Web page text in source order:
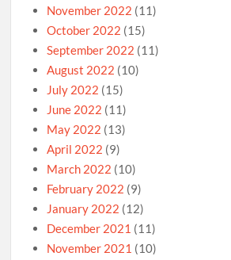
November 2022 (11)
October 2022 (15)
September 2022 (11)
August 2022 (10)
July 2022 (15)
June 2022 (11)
May 2022 (13)
April 2022 (9)
March 2022 (10)
February 2022 (9)
January 2022 (12)
December 2021 (11)
November 2021 (10)